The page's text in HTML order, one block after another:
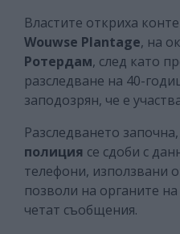
Властите откриха
Wouwse Plantage, на
Ротердам, след като
разследване на 40-
заподозрян, че е
Разследването
полиция се сдоби с
телефони, използвани
позволи на органите
четат съобщения.